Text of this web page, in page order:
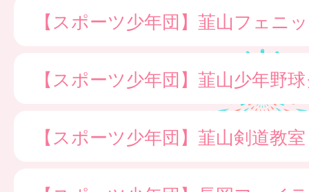
【スポーツ少年団】韮山フェニ
【スポーツ少年団】韮山少年野
【スポーツ少年団】韮山剣道教室